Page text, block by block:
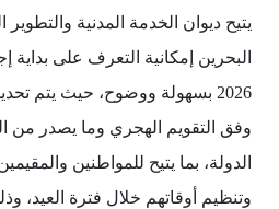
يتيح ديوان الخدمة المدنية
البحرين إمكانية التعرف على بداية
2026 بسهولة ووضوح، حيث يتم
وفق التقويم الهجري وما يصدر من
الدولة، بما يتيح للمواطنين
وتنظيم أوقاتهم خلال فترة العيد،